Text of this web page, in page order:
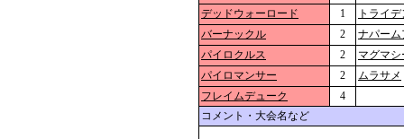
デッドウォーロード
1
トライ
バーナックル
2
ナパーム
パイロクルス
2
マグマ
パイロマンサー
2
ムラサメ
フレイムデューク
4
コメント・大会名など